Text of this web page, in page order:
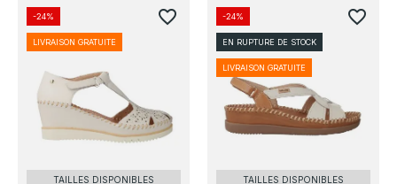
TAILLES DISPONIBLES
-24%
LIVRAISON GRATUITE
favorite_border
TAILLES DISPONIBLES
-24%
EN RUPTURE DE STOCK
LIVRAISON GRATUITE
favorite_border